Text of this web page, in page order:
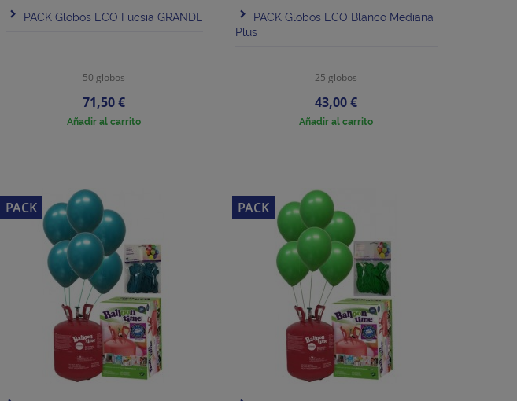
PACK Globos ECO Fucsia GRANDE
50 globos
Precio
71,50 €
Añadir al carrito
PACK Globos ECO Blanco Mediana
Plus
25 globos
Precio
43,00 €
Añadir al carrito
PACK PACK